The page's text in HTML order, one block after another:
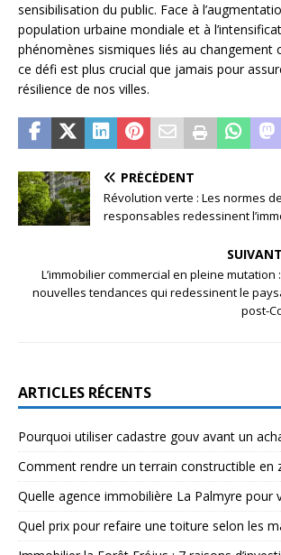
sensibilisation du public. Face à
population urbaine mondiale et à
phénomènes sismiques liés au changement
ce défi est plus crucial que jamais pour
résilience de nos villes.
PRÉCÉDENT
Révolution verte : Les normes
responsables redessinent
SUIVANT
L’immobilier commercial en pleine mutation
nouvelles tendances qui redessinent le
post-
ARTICLES RÉCENTS
Pourquoi utiliser cadastre gouv avant un
Comment rendre un terrain constructible en
Quelle agence immobilière La Palmyre pour
Quel prix pour refaire une toiture selon les